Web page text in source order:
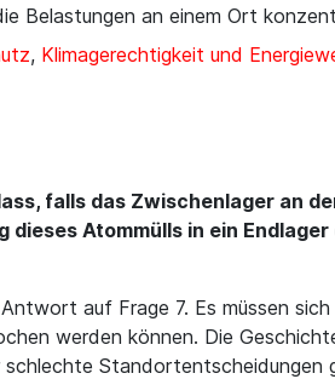
Belastungen an einem Ort
, Klimagerechtigkeit und
falls das Zwischenlager an
dieses Atommülls in ein
auf Frage 7. Es müssen
werden können. Die
schlechte